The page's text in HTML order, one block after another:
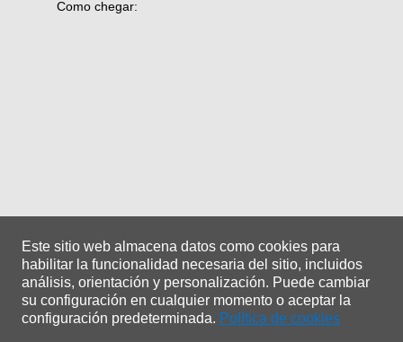
Este sitio web almacena datos como cookies para
habilitar la funcionalidad necesaria del sitio, incluidos
análisis, orientación y personalización. Puede cambiar
su configuración en cualquier momento o aceptar la
configuración predeterminada. Política de cookies
Como chegar: